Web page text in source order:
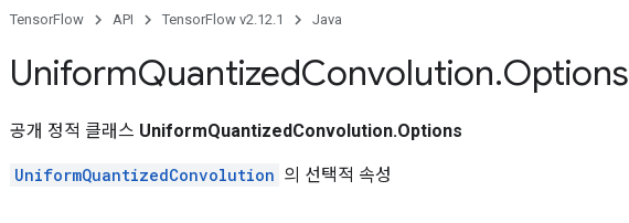
TensorFlow API TensorFlow v2.12.1 Java
UniformQuantizedConvolution.Options
공개 정적 클래스 UniformQuantizedConvolution.Options
UniformQuantizedConvolution 의 선택적 속성